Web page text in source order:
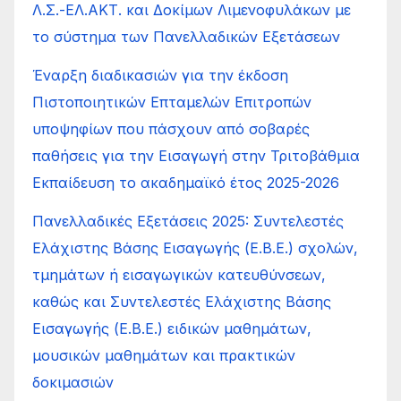
Λ.Σ.-ΕΛ.ΑΚΤ. και Δοκίμων Λιμενοφυλάκων με
το σύστημα των Πανελλαδικών Εξετάσεων
Έναρξη διαδικασιών για την έκδοση
Πιστοποιητικών Επταμελών Επιτροπών
υποψηφίων που πάσχουν από σοβαρές
παθήσεις για την Εισαγωγή στην Τριτοβάθμια
Εκπαίδευση το ακαδημαϊκό έτος 2025-2026
Πανελλαδικές Εξετάσεις 2025: Συντελεστές
Ελάχιστης Βάσης Εισαγωγής (Ε.Β.Ε.) σχολών,
τμημάτων ή εισαγωγικών κατευθύνσεων,
καθώς και Συντελεστές Ελάχιστης Βάσης
Εισαγωγής (Ε.Β.Ε.) ειδικών μαθημάτων,
μουσικών μαθημάτων και πρακτικών
δοκιμασιών